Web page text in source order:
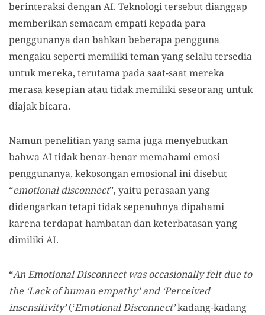
berinteraksi dengan AI. Teknologi tersebut dianggap
memberikan semacam empati kepada para
penggunanya dan bahkan beberapa pengguna
mengaku seperti memiliki teman yang selalu tersedia
untuk mereka, terutama pada saat-saat mereka
merasa kesepian atau tidak memiliki seseorang untuk
diajak bicara.
Namun penelitian yang sama juga menyebutkan
bahwa AI tidak benar-benar memahami emosi
penggunanya, kekosongan emosional ini disebut
“emotional disconnect”, yaitu perasaan yang
didengarkan tetapi tidak sepenuhnya dipahami
karena terdapat hambatan dan keterbatasan yang
dimiliki AI.
“An Emotional Disconnect was occasionally felt due to
the ‘Lack of human empathy’ and ‘Perceived
insensitivity’(‘Emotional Disconnect’kadang-kadang